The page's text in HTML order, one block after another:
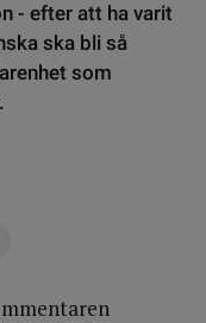
- efter att ha varit
ska bli så
som